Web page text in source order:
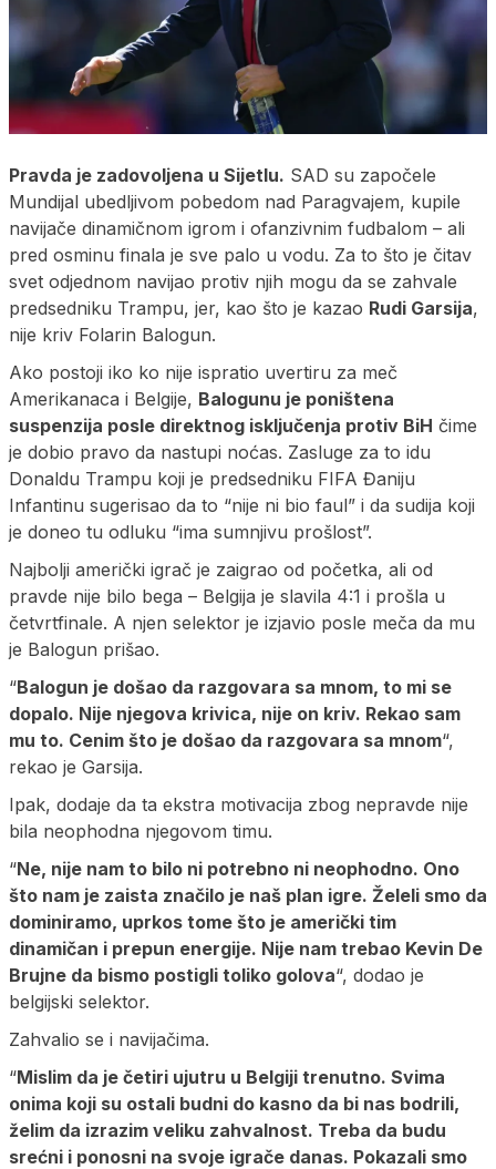
Pravda je zadovoljena u Sijetlu. SAD su započele
Mundijal ubedljivom pobedom nad Paragvajem, kupile
navijače dinamičnom igrom i ofanzivnim fudbalom – ali
pred osminu finala je sve palo u vodu. Za to što je čitav
svet odjednom navijao protiv njih mogu da se zahvale
predsedniku Trampu, jer, kao što je kazao Rudi Garsija,
nije kriv Folarin Balogun.
Ako postoji iko ko nije ispratio uvertiru za meč
Amerikanaca i Belgije, Balogunu je poništena
suspenzija posle direktnog isključenja protiv BiH čime
je dobio pravo da nastupi noćas. Zasluge za to idu
Donaldu Trampu koji je predsedniku FIFA Đaniju
Infantinu sugerisao da to “nije ni bio faul” i da sudija koji
je doneo tu odluku “ima sumnjivu prošlost”.
Najbolji američki igrač je zaigrao od početka, ali od
pravde nije bilo bega – Belgija je slavila 4:1 i prošla u
četvrtfinale. A njen selektor je izjavio posle meča da mu
je Balogun prišao.
“Balogun je došao da razgovara sa mnom, to mi se
dopalo. Nije njegova krivica, nije on kriv. Rekao sam
mu to. Cenim što je došao da razgovara sa mnom“,
rekao je Garsija.
Ipak, dodaje da ta ekstra motivacija zbog nepravde nije
bila neophodna njegovom timu.
“Ne, nije nam to bilo ni potrebno ni neophodno. Ono
što nam je zaista značilo je naš plan igre. Želeli smo da
dominiramo, uprkos tome što je američki tim
dinamičan i prepun energije. Nije nam trebao Kevin De
Brujne da bismo postigli toliko golova“, dodao je
belgijski selektor.
Zahvalio se i navijačima.
“Mislim da je četiri ujutru u Belgiji trenutno. Svima
onima koji su ostali budni do kasno da bi nas bodrili,
želim da izrazim veliku zahvalnost. Treba da budu
srećni i ponosni na svoje igrače danas. Pokazali smo